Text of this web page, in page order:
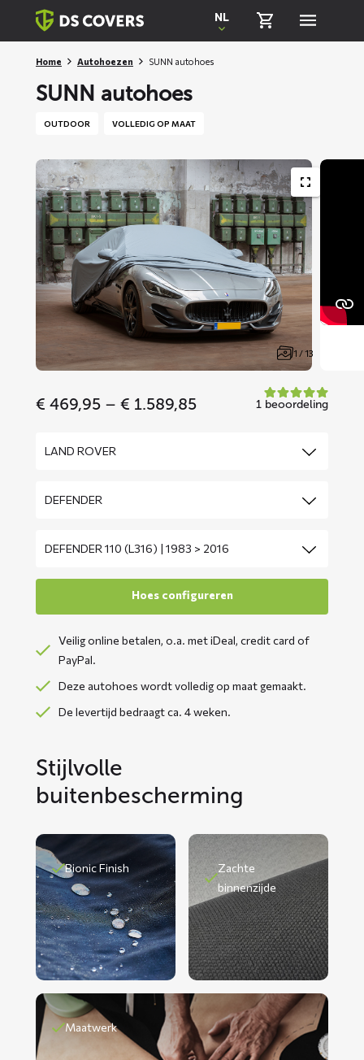
Skiplinks
NL
Home Autohoezen SUNN autohoes
SUNN autohoes
OUTDOOR VOLLEDIG OP MAAT
1 / 13
€ 469,95 – € 1.589,85Price
1 beoordeling
Veilig online betalen, o.a. met iDeal, credit card of
PayPal.
Deze autohoes wordt volledig op maat gemaakt.
De levertijd bedraagt ca. 4 weken.
Stijlvolle
buitenbescherming
Bionic Finish
Zachte
binnenzijde
Maatwerk